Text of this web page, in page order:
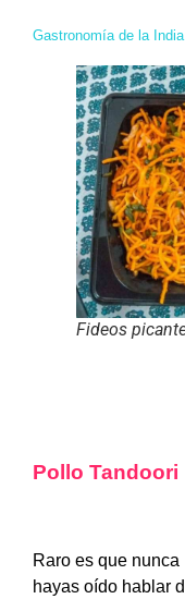
Gastronomía de la India
Fideos
Pollo Tandoori
Raro es que nunca
hayas oído hablar